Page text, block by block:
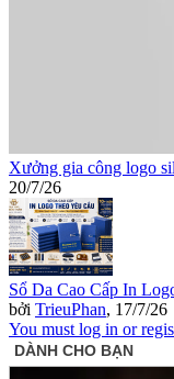
Xưởng gia công logo
20/7/26
Sổ Da Cao Cấp In
bởi TrieuPhan, 17/7/26
You must log in or